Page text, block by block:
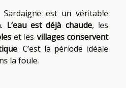
est un véritable
L’eau est déjà chaude, les
et les villages conservent
. C’est la période idéale
la foule.